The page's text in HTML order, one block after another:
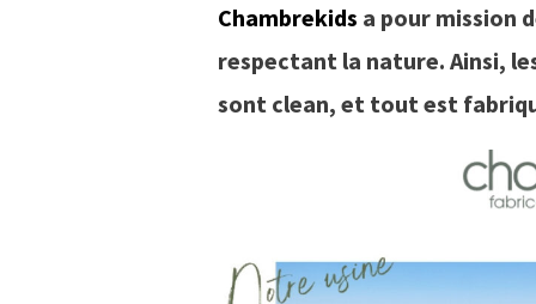
Chambrekids a pour mission
respectant la nature. Ainsi,
sont clean, et tout est